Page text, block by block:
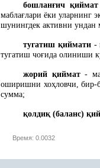
бошланғичқиймат
маблағлари ёки уларнинг
шунингдек активни ундан
тугатиш қиймати-
тугатиш чоғида олиниши
жорий қиймат-
оширишни хоҳловчи, бир-
сумма;
қолдиқ (баланс) қ
Время: 0.0032